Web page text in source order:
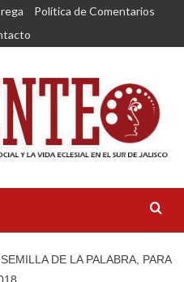
Política de Comentarios
SEMILLA DE LA PALABRA, PARA